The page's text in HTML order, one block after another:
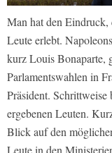
Man hat den Eindruck,
Leute erlebt.
kurz Louis Bonaparte,
Parlamentswahlen in
Präsident.
ergebenen Leuten.
Blick auf den